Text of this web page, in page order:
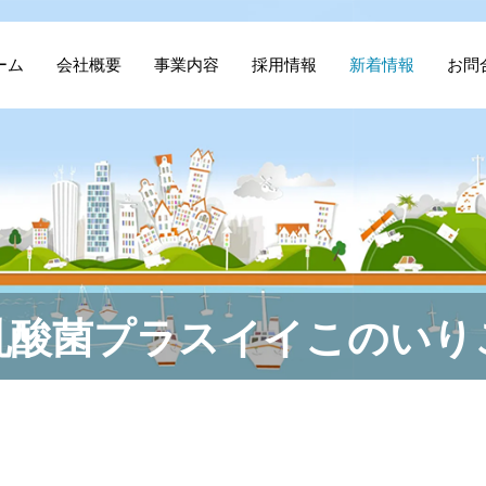
ム 会社概要 事業内容 採用情報 新着情報 お問
酸菌プラスイイこのいり